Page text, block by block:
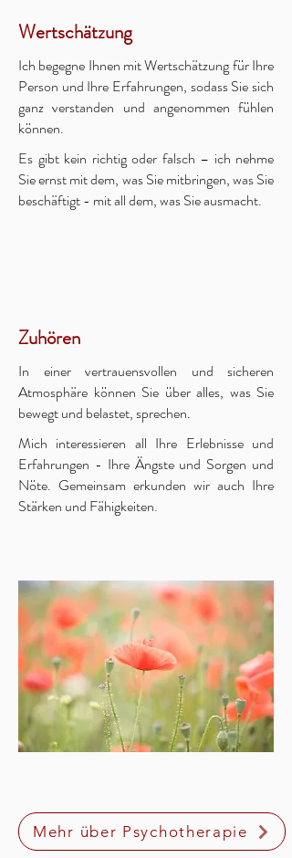
Wertschätzung
Ich begegne Ihnen mit Wertschätzung für Ihre
Person und Ihre Erfahrungen, sodass Sie sich
ganz verstanden und angenommen fühlen
können.
Es gibt kein richtig oder falsch – ich nehme
Sie ernst mit dem, was Sie mitbringen, was Sie
beschäftigt - mit all dem, was Sie ausmacht.
Zuhören
In einer vertrauensvollen und sicheren
Atmosphäre können Sie über alles, was Sie
bewegt und belastet, sprechen.
Mich interessieren all Ihre Erlebnisse und
Erfahrungen - Ihre Ängste und Sorgen und
Nöte. Gemeinsam erkunden wir auch Ihre
Stärken und Fähigkeiten.
Mehr über Psychotherapie